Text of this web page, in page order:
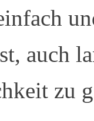
auch
zu